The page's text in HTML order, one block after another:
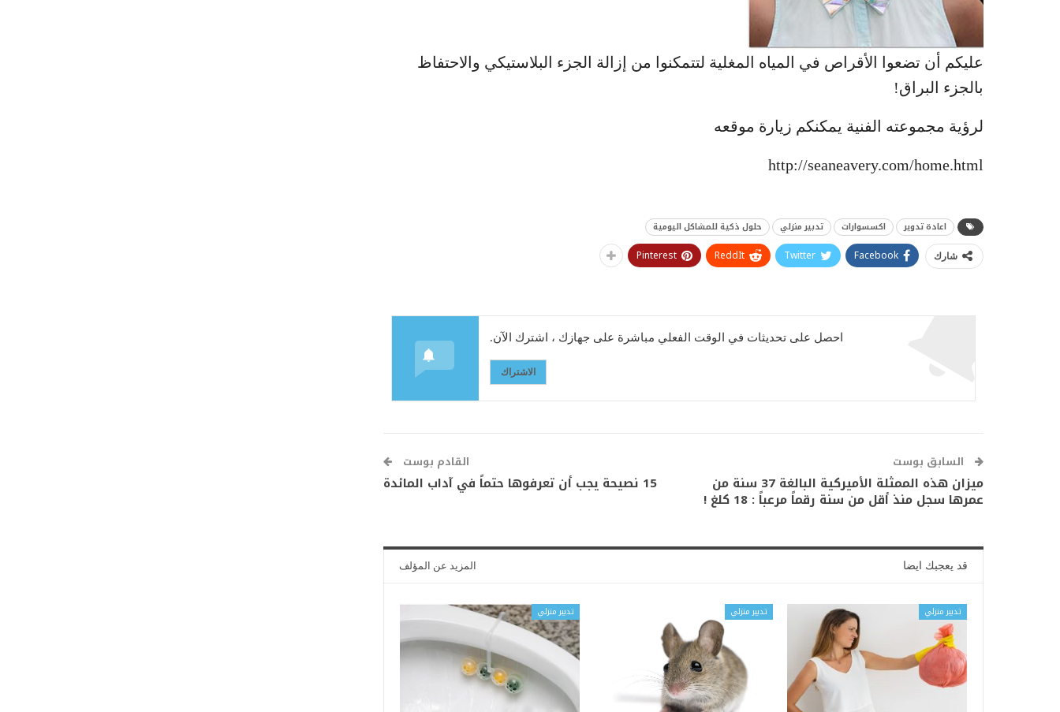
عليكم أن تضعوا الأقراص في المياه المغلية لتتمكنوا من إزالة الجزء البلاستيكي والاحتفاظ
بالجزء البراق!
لرؤية مجموعته الفنية يمكنكم زيارة موقعه
http://seaneavery.com/home.html
اعادة تدوير اكسسوارات تدبير منزلي حلول ذكية للمشاكل اليومية
شارك Facebook
Twitter
ReddIt
Pinterest
احصل على تحديثات في الوقت الفعلي مباشرة على جهازك ، اشترك الآن.
الاشتراك
السابق بوست
ميزان هذه الممثلة الأميركية البالغة 37 سنة من
عمرها سجل منذ أقل من سنة رقماً مرعباً : 18 كلغ !
القادم بوست
15 نصيحة يجب أن تعرفوها حتماً في آداب المائدة
قد يعجبك ايضا المزيد عن المؤلف
تدبير منزلي تدبير منزلي تدبير منزلي